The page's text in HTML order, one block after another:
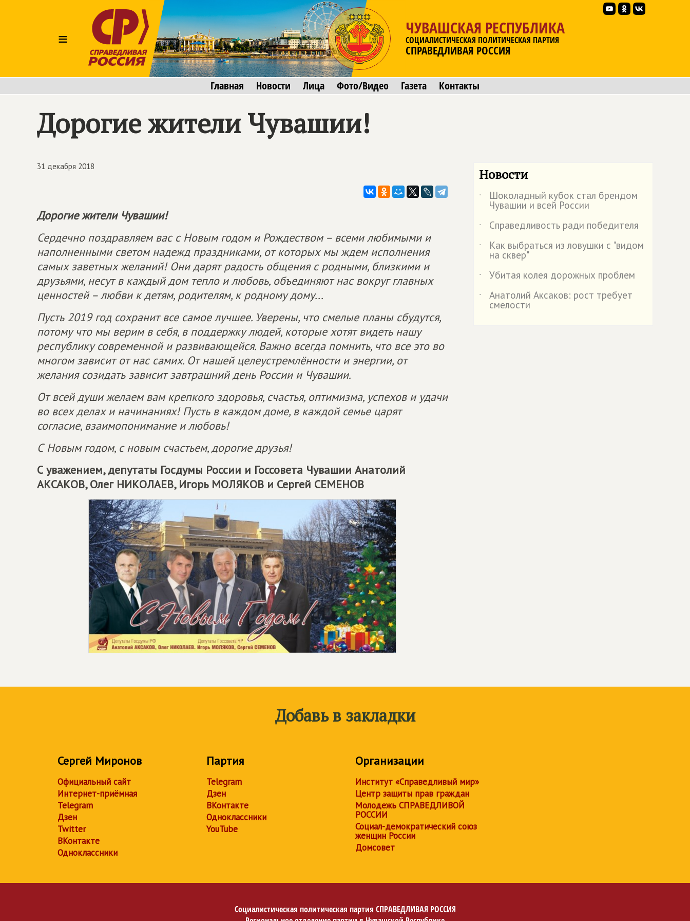
≡
ЧУВАШСКАЯ РЕСПУБЛИКА
СОЦИАЛИСТИЧЕСКАЯ ПОЛИТИЧЕСКАЯ ПАРТИЯ
СПРАВЕДЛИВАЯ РОССИЯ
Главная Новости Лица Фото/Видео Газета Контакты
Дорогие жители Чувашии!
31 декабря 2018
Дорогие жители Чувашии!
Сердечно поздравляем вас с Новым годом и Рождеством – всеми любимыми и
наполненными светом надежд праздниками, от которых мы ждем исполнения
самых заветных желаний! Они дарят радость общения с родными, близкими и
друзьями, несут в каждый дом тепло и любовь, объединяют нас вокруг главных
ценностей – любви к детям, родителям, к родному дому...
Пусть 2019 год сохранит все самое лучшее. Уверены, что смелые планы сбудутся,
потому что мы верим в себя, в поддержку людей, которые хотят видеть нашу
республику современной и развивающейся. Важно всегда помнить, что все это во
многом зависит от нас самих. От нашей целеустремлённости и энергии, от
желания созидать зависит завтрашний день России и Чувашии.
От всей души желаем вам крепкого здоровья, счастья, оптимизма, успехов и удачи
во всех делах и начинаниях! Пусть в каждом доме, в каждой семье царят
согласие, взаимопонимание и любовь!
С Новым годом, с новым счастьем, дорогие друзья!
С уважением, депутаты Госдумы России и Госсовета Чувашии Анатолий
АКСАКОВ, Олег НИКОЛАЕВ, Игорь МОЛЯКОВ и Сергей СЕМЕНОВ
Новости
˙ Шоколадный кубок стал брендом
Чувашии и всей России
˙
Справедливость ради победителя
˙
Как выбраться из ловушки с "видом
на сквер"
˙
Убитая колея дорожных проблем
˙
Анатолий Аксаков: рост требует
смелости
Добавь в закладки
Сергей Миронов
Официальный сайт
Интернет-приёмная
Telegram
Дзен
Twitter
ВКонтакте
Одноклассники
Партия
Telegram
Дзен
ВКонтакте
Одноклассники
YouTube
Организации
Институт «Справедливый мир»
Центр защиты прав граждан
Молодежь СПРАВЕДЛИВОЙ
РОССИИ
Социал-демократический союз
женщин России
Домсовет
Социалистическая политическая партия СПРАВЕДЛИВАЯ РОССИЯ